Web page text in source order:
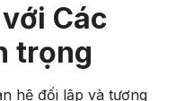
Các
trọng
hệ đối lập và tương